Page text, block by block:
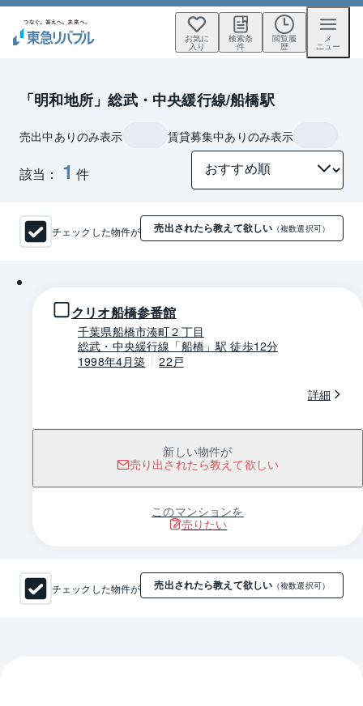
お気に
入り
検索条
件
閲覧履
歴
メ
ニュー
「明和地所」総武・中央緩行線/船橋駅
該当： 1 件
売出中ありのみ表示 賃貸募集中ありのみ表示
チェックした物件が 売出されたら教えて欲しい （複数選択可）
クリオ船橋参番館
千葉県船橋市湊町２丁目
総武・中央緩行線「船橋」駅 徒歩12分
1998年4月築
22戸
詳細
新しい物件が
売り出されたら教えて欲しい
このマンションを
売りたい
チェックした物件が 売出されたら教えて欲しい （複数選択可）